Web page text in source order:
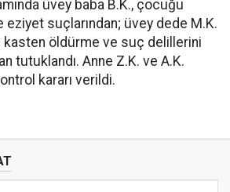
üvey baba B.K., çocuğu
suçlarından; üvey dede M.K.
öldürme ve suç delillerini
tutuklandı. Anne Z.K. ve A.K.
kararı verildi.